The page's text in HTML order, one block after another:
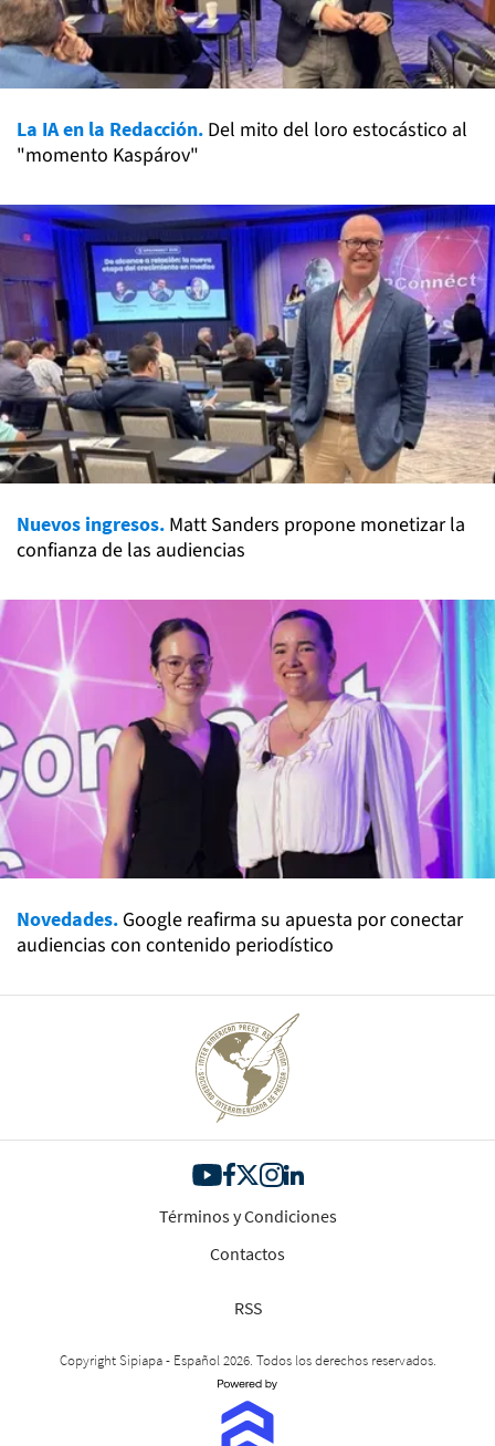
La IA en la Redacción. Del mito del loro estocástico al
"momento Kaspárov"
Nuevos ingresos. Matt Sanders propone monetizar la
confianza de las audiencias
Novedades. Google reafirma su apuesta por conectar
audiencias con contenido periodístico
Términos y Condiciones
Contactos
RSS
Copyright Sipiapa - Español 2026. Todos los derechos reservados.